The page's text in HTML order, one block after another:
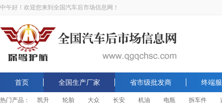
中午好！欢迎您来到全国汽车后市场信息网！
首页 全国生产厂家 省市级批发商 终端
热门产品： 凯升 轮胎 大众 长安 机油 电瓶 拆车件